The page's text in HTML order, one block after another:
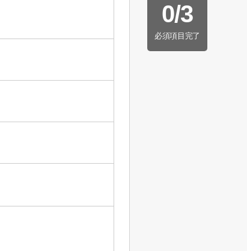
0/3
必須項目完了